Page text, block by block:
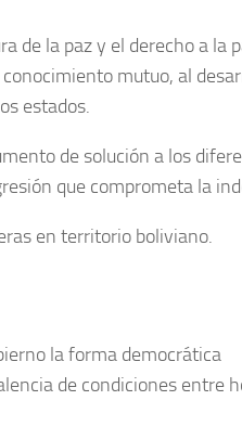
de la paz y el derecho a la
mutuo, al
estados.
de solución a los
que comprometa la
en territorio boliviano.
la forma democrática
de condiciones entre